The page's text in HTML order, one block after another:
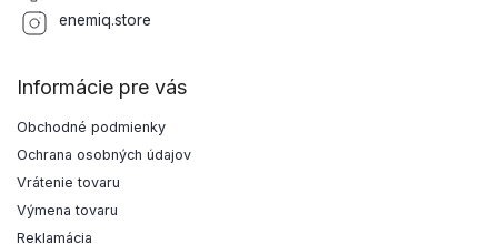
enemiq.store
Informácie pre vás
Obchodné podmienky
Ochrana osobných údajov
Vrátenie tovaru
Výmena tovaru
Reklamácia